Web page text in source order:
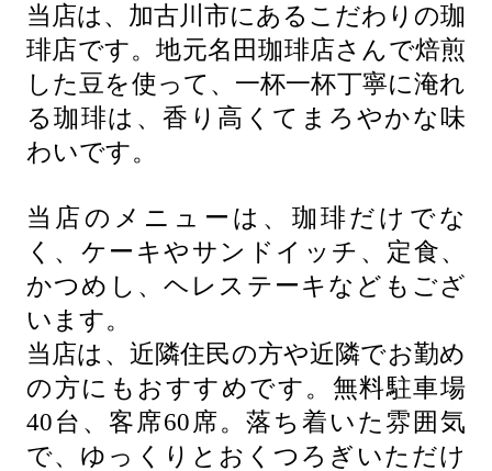
当店は、加古川市にあるこだわりの珈
琲店です。地元名田珈琲店さんで焙煎
した豆を使って、一杯一杯丁寧に淹れ
る珈琲は、香り高くてまろやかな味
わいです。
当店のメニューは、珈琲だけでな
く、ケーキやサンドイッチ、定食、
かつめし、ヘレステーキなどもござ
います。
当店は、近隣住民の方や近隣でお勤め
の方にもおすすめです。無料駐車場
40台、客席60席。落ち着いた雰囲気
で、ゆっくりとおくつろぎいただけ